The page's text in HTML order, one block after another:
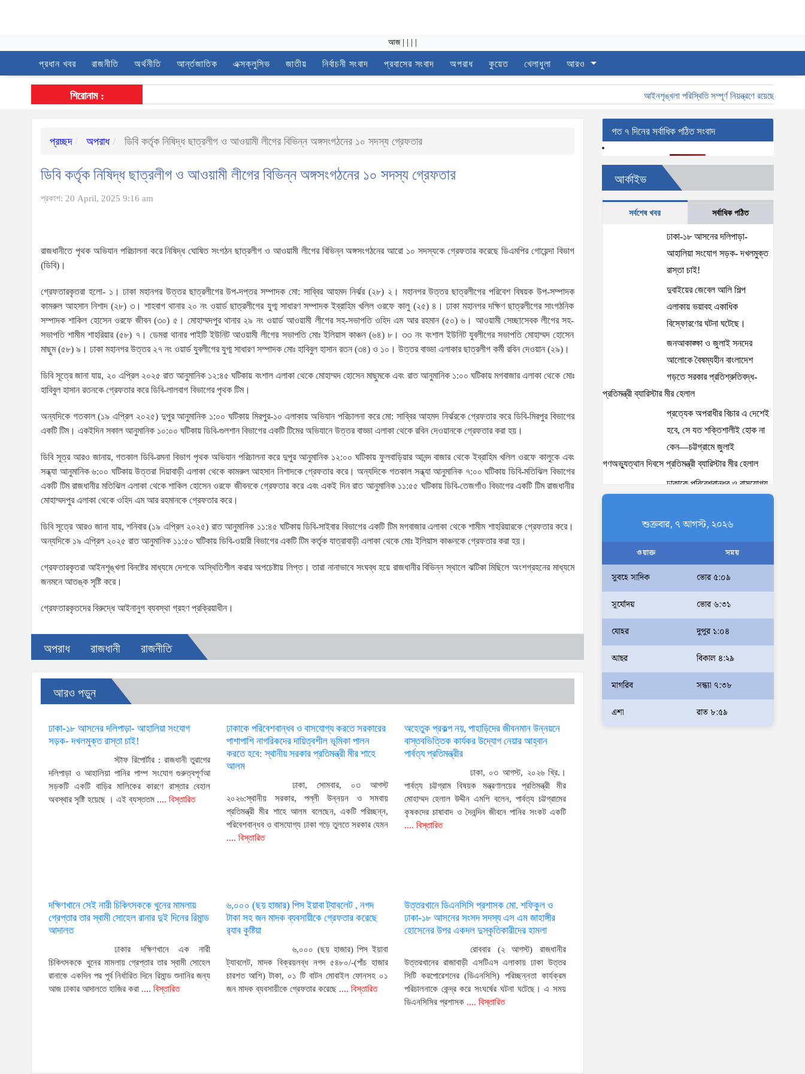
আজ
প্রধান খবর রাজনীতি অর্থনীতি আর্ন্তজাতিক এক্সক্লুসিভ জাতীয় নির্বাচনী সংবাদ প্রবাসের সংবাদ অপরাধ কুয়েত খেলাধুলা আরও
শিরোনাম : আইনশৃঙ্খলা পরিস্থিতি সম্পূর্ণ নিয়ন্ত্রণে রয়েছে:
প্রচ্ছদ অপরাধ ডিবি কর্তৃক নিষিদ্ধ ছাত্রলীগ ও আওয়ামী লীগের বিভিন্ন অঙ্গসংগঠনের ১০ সদস্য গ্রেফতার
ডিবি কর্তৃক নিষিদ্ধ ছাত্রলীগ ও আওয়ামী লীগের বিভিন্ন অঙ্গসংগঠনের ১০ সদস্য গ্রেফতার
প্রকাশ: 20 April, 2025 9:16 am
রাজধানীতে পৃথক অভিযান পরিচালনা করে নিষিদ্ধ ঘোষিত সংগঠন ছাত্রলীগ ও আওয়ামী লীগের বিভিন্ন অঙ্গসংগঠনের আরো ১০ সদস্যকে গ্রেফতার করেছে ডিএমপির গোয়েন্দা বিভাগ
(ডিবি)।
গ্রেফতারকৃতরা হলো- ১। ঢাকা মহানগর উত্তর ছাত্রলীগের উপ-দপ্তর সম্পাদক মো: সাব্বির আহমদ নির্ঝর (২৮) ২। মহানগর উত্তর ছাত্রলীগের পরিবেশ বিষয়ক উপ-সম্পাদক
কামরুল আহসান নিশাদ (২৮) ৩। শাহবাগ থানার ২০ নং ওয়ার্ড ছাত্রলীগের যুগ্ম সাধারণ সম্পাদক ইব্রাহিম খলিল ওরফে কালু (২৫) ৪। ঢাকা মহানগর দক্ষিণ ছাত্রলীগের সাংগঠনিক
সম্পাদক শাকিল হোসেন ওরফে জীবন (৩০) ৫। মোহাম্মদপুর থানার ২৯ নং ওয়ার্ড আওয়ামী লীগের সহ-সভাপতি ওহিদ এম আর রহমান (৫০) ৬। আওয়ামী সেচ্ছাসেবক লীগের সহ-
সভাপতি শামীম শাহরিয়ার (৫৮) ৭। ডেমরা থানার পাইটি ইউনিট আওয়ামী লীগের সভাপতি মোঃ ইলিয়াস কাঞ্চন (৬৪) ৮। ৩৩ নং বংশাল ইউনিট যুবলীগের সভাপতি মোহাম্মদ হোসেন
মাছুম (৫৮) ৯। ঢাকা মহানগর উত্তর ২৭ নং ওয়ার্ড যুবলীগের যুগ্ম সাধারণ সম্পাদক মোঃ হাবিবুল হাসান রতন (৩৪) ও ১০। উত্তর বাড্ডা এলাকার ছাত্রলীগ কর্মী রবিন দেওয়ান (২৯)।
ডিবি সূত্রে জানা যায়, ২০ এপ্রিল ২০২৫ রাত আনুমানিক ১২:৪৫ ঘটিকায় বংশাল এলাকা থেকে মোহাম্মদ হোসেন মাছুমকে এবং রাত আনুমানিক ১:০০ ঘটিকায় মগবাজার এলাকা থেকে মোঃ
হাবিবুল হাসান রতনকে গ্রেফতার করে ডিবি-লালবাগ বিভাগের পৃথক টিম।
অন্যদিকে গতকাল (১৯ এপ্রিল ২০২৫) দুপুর আনুমানিক ১:০০ ঘটিকায় মিরপুর-১০ এলাকায় অভিযান পরিচালনা করে মো: সাব্বির আহমদ নির্ঝরকে গ্রেফতার করে ডিবি-মিরপুর বিভাগের
একটি টিম। একইদিন সকাল আনুমানিক ১০:০০ ঘটিকায় ডিবি-গুলশান বিভাগের একটি টিমের অভিযানে উত্তর বাড্ডা এলাকা থেকে রবিন দেওয়ানকে গ্রেফতার করা হয়।
ডিবি সূত্র আরও জানায়, গতকাল ডিবি-রমনা বিভাগ পৃথক অভিযান পরিচালনা করে দুপুর আনুমানিক ১২:০০ ঘটিকায় ফুলবাড়িয়ার আনন্দ বাজার থেকে ইব্রাহিম খলিল ওরফে কালুকে এবং
সন্ধ্যা আনুমানিক ৬:০০ ঘটিকায় উত্তরা দিয়াবাড়ী এলাকা থেকে কামরুল আহসান নিশাদকে গ্রেফতার করে। অন্যদিকে গতকাল সন্ধ্যা আনুমানিক ৭:০০ ঘটিকায় ডিবি-মতিঝিল বিভাগের
একটি টিম রাজধানীর মতিঝিল এলাকা থেকে শাকিল হোসেন ওরফে জীবনকে গ্রেফতার করে এবং একই দিন রাত আনুমানিক ১১:৫৫ ঘটিকায় ডিবি-তেজগাঁও বিভাগের একটি টিম রাজধানীর
মোহাম্মদপুর এলাকা থেকে ওহিদ এম আর রহমানকে গ্রেফতার করে।
ডিবি সূত্রে আরও জানা যায়, শনিবার (১৯ এপ্রিল ২০২৫) রাত আনুমানিক ১১:৪৫ ঘটিকায় ডিবি-সাইবার বিভাগের একটি টিম মগবাজার এলাকা থেকে শামীম শাহরিয়ারকে গ্রেফতার করে।
অন্যদিকে ১৯ এপ্রিল ২০২৫ রাত আনুমানিক ১১:৫০ ঘটিকায় ডিবি-ওয়ারী বিভাগের একটি টিম কর্তৃক যাত্রাবাড়ী এলাকা থেকে মোঃ ইলিয়াস কাঞ্চনকে গ্রেফতার করা হয়।
গ্রেফতারকৃতরা আইনশৃঙ্খলা বিনষ্টের মাধ্যমে দেশকে অস্থিতিশীল করার অপচেষ্টায় লিপ্ত। তারা নানাভাবে সংঘব্ধ হয়ে রাজধানীর বিভিন্ন স্থালে ঝটিকা মিছিলে অংশগ্রহনের মাধ্যমে
জনমনে আতঙ্ক সৃষ্টি করে।
গ্রেফতারকৃতদের বিরুদ্ধে আইনানুগ ব্যবস্থা গ্রহণ প্রক্রিয়াধীন।
অপরাধ রাজধানী রাজনীতি
আরও পড়ুন
ঢাকা-১৮ আসনের দলিপাড়া- আহালিয়া সংযোগ
সড়ক- দখলমুক্ত রাস্তা চাই!
স্টাফ রিপোর্টার : রাজধানী তুরাগের
দলিপাড়া ও আহালিয়া পানির পাম্প সংযোগ গুরুত্বপূর্ণআ
সড়কটি একটি বাড়ির মালিকের কারণে রাস্তার বেহাল
অবস্থার সৃষ্টি হয়েছে । এই ব্যস্ততম .... বিস্তারিত
ঢাকাকে পরিবেশবান্ধব ও বাসযোগ্য করতে সরকারের
পাশাপাশি নাগরিকদের দায়িত্বশীল ভূমিকা পালন
করতে হবে: স্থানীয় সরকার প্রতিমন্ত্রী মীর শাহে
আলম
ঢাকা, সোমবার, ০৩ আগস্ট
২০২৬:স্থানীয় সরকার, পল্লী উন্নয়ন ও সমবায়
প্রতিমন্ত্রী মীর শাহে আলম বলেছেন, একটি পরিচ্ছন্ন,
পরিবেশবান্ধব ও বাসযোগ্য ঢাকা গড়ে তুলতে সরকার যেমন
.... বিস্তারিত
অহেতুক প্রকল্প নয়, পাহাড়িদের জীবনমান উন্নয়নে
বাস্তবভিত্তিক কার্যকর উদ্যোগ নেয়ার আহ্বান
পার্বত্য প্রতিমন্ত্রীর
ঢাকা, ০৩ আগস্ট, ২০২৬ খ্রি.।
পার্বত্য চট্টগ্রাম বিষয়ক মন্ত্রণালয়ের প্রতিমন্ত্রী মীর
মোহাম্মদ হেলাল উদ্দীন এমপি বলেন, পার্বত্য চট্টগ্রামের
কৃষকদের চাষাবাদ ও দৈনন্দিন জীবনে পানির সংকট একটি
.... বিস্তারিত
দক্ষিণখানে সেই নারী চিকিৎসককে খুনের মামলায়
গ্রেপ্তার তার স্বামী সোহেল রানার দুই দিনের রিমান্ড
আদালত
ঢাকার দক্ষিণখানে এক নারী
চিকিৎসককে খুনের মামলায় গ্রেপ্তার তার স্বামী সোহেল
রানাকে একদিন পর পূর্ব নির্ধারিত দিনে রিমান্ড শুনানির জন্য
আজ ঢাকার আদালতে হাজির করা .... বিস্তারিত
৬,০০০ (ছয় হাজার) পিস ইয়াবা ট্যাবলেট , নগদ
টাকা সহ জন মাদক ব্যবসায়ীকে গ্রেফতার করেছে
র‌্যাব কুষ্টিয়া
৬,০০০ (ছয় হাজার) পিস ইয়াবা
ট্যাবলেট, মাদক বিক্রয়লব্ধ নগদ ৫৪৮০/-(পাঁচ হাজার
চারশত আশি) টাকা, ০১ টি বাটন মোবাইল ফোনসহ ০১
জন মাদক ব্যবসায়ীকে গ্রেফতার করেছে .... বিস্তারিত
উত্তরখানে ডিএনসিসি প্রশাসক মো. শফিকুল ও
ঢাকা-১৮ আসনের সংসদ সদস্য এস এম জাহাঙ্গীর
হোসেনের উপর একদল দুস্কৃতিকারীদের হামলা
রোববার (২ আগস্ট) রাজধানীর
উত্তরখানের রাজাবাড়ী এসটিএস এলাকায় ঢাকা উত্তর
সিটি করপোরেশনের (ডিএনসিসি) পরিচ্ছন্নতা কার্যক্রম
পরিচালনাকে কেন্দ্র করে সংঘর্ষের ঘটনা ঘটেছে। এ সময়
ডিএনসিসির প্রশাসক.... বিস্তারিত
গত ৭ দিনের সর্বাধিক পঠিত সংবাদ
আর্কাইভ
সর্বশেষ খবর সর্বাধিক পঠিত
ঢাকা-১৮ আসনের দলিপাড়া-
আহালিয়া সংযোগ সড়ক- দখলমুক্ত
রাস্তা চাই!
দুবাইয়ের জেবেল আলি শিল্প
এলাকায় ভয়াবহ একাধিক
বিস্ফোরণের ঘটনা ঘটেছে।
জনআকাঙ্ক্ষা ও জুলাই সনদের
আলোকে বৈষম্যহীন বাংলাদেশ
গড়তে সরকার প্রতিশ্রুতিবদ্ধ-
প্রতিমন্ত্রী ব্যারিস্টার মীর হেলাল
প্রত্যেক অপরাধীর বিচার এ দেশেই
হবে, সে যত শক্তিশালীই হোক না
কেন—চট্টগ্রামে জুলাই
গণঅভ্যুত্থান দিবসে প্রতিমন্ত্রী ব্যারিস্টার মীর হেলাল
ঢাকাকে পরিবেশবান্ধব ও বাসযোগ্য
নাগরিকদের দায়িত্বশীল ভূমিকা
ব্যারিস্টার মীর হেলাল
কার্যকর উদ্যোগ নেয়ার আহ্বান
পার্বত্য প্রতিমন্ত্রীর
খুনের মামলায় গ্রেপ্তার তার স্বামী
শুক্রবার, ৭ আগস্ট, ২০২৬
ওয়াক্ত সময়
সুবহে সাদিক ভোর ৫:০৯
সূর্যোদয় ভোর ৬:৩১
যোহর দুপুর ১:০৪
আছর বিকাল ৪:২৯
মাগরিব সন্ধ্যা ৭:৩৮
এশা রাত ৮:৫৯